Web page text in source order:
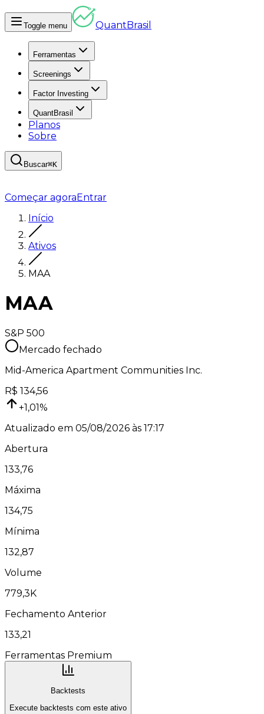
Toggle menu QuantBrasil
Ferramentas
Screenings
Factor Investing
QuantBrasil
Planos
Sobre
Buscar⌘K
Começar agoraEntrar
Início
Ativos
MAA
MAA
S&P 500
Mercado fechado
Mid-America Apartment Communities Inc.
R$ 134,56
+1,01%
Atualizado em 05/08/2026 às 17:17
Abertura
133,76
Máxima
134,75
Mínima
132,87
Volume
779,3K
Fechamento Anterior
133,21
Ferramentas Premium
Backtests
Execute backtests com este ativo